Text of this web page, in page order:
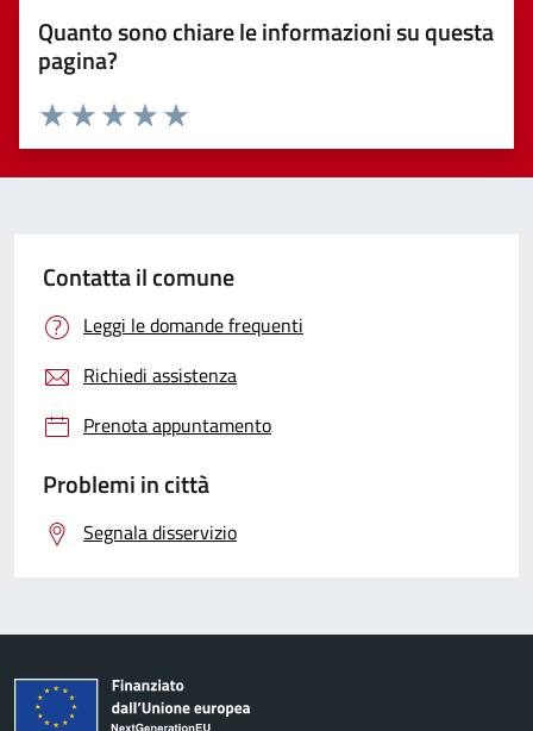
Quanto sono chiare le informazioni su questa
pagina?
Valuta 5 stelle su 5
Valuta 4 stelle su 5
Valuta 3 stelle su 5
Valuta 2 stelle su 5
Valuta 1 stelle su 5
Contatta il comune
Leggi le domande frequenti
Richiedi assistenza
Prenota appuntamento
Problemi in città
Segnala disservizio